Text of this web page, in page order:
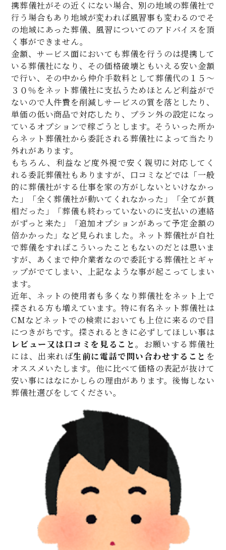
携葬儀社がその近くにない場合、別の地域の葬儀社で
行う場合もあり地域が変われば風習事も変わるのでそ
の地域にあった葬儀、風習についてのアドバイスを頂
く事ができません。
金額、サービス面においても葬儀を行うのは提携して
いる葬儀社になり、その価格破壊ともいえる安い金額
で行い、その中から仲介手数料として葬儀代の１５～
３０％をネット葬儀社に支払うためほとんど利益がで
ないので人件費を削減しサービスの質を落としたり、
単価の低い商品で対応したり、プラン外の設定になっ
ているオプションで稼ごうとします。そういった所か
らネット葬儀社から委託される葬儀社によって当たり
外れがあります。
もちろん、利益など度外視で安く親切に対応してく
れる委託葬儀社もありますが、口コミなどでは「一般
的に葬儀社がする仕事を家の方がしないといけなかっ
た」「全く葬儀社が動いてくれなかった」「全てが貧
相だった」「葬儀も終わっていないのに支払いの連絡
がずっと来た」「追加オプションがあって予定金額の
倍かかった」など見られました。ネット葬儀社が自社
で葬儀をすればこういったこともないのだとは思いま
すが、あくまで仲介業者なので委託する葬儀社とギャ
ップがでてしまい、上記なような事が起こってしまい
ます。
近年、ネットの使用者も多くなり葬儀社をネット上で
探される方も増えています。特に有名ネット葬儀社は
CMなどネットでの検索においても上位に来るので目
につきがちです。探されるときに必ずしてほしい事は
レビュー又は口コミを見ること。お願いする葬儀社
には、出来れば生前に電話で問い合わせすること を
オススメいたします。他に比べて価格の表記が抜けて
安い事にはなにかしらの理由があります。後悔しない
葬儀社選びをしてください。